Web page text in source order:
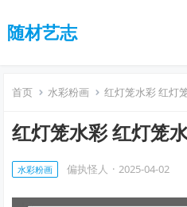
随材艺志
首页 水彩粉画 红灯笼水彩 红灯
红灯笼水彩 红灯笼
水彩粉画 偏执怪人 · 2025-04-02